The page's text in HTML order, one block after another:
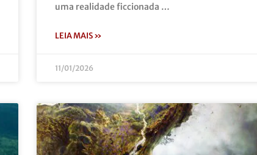
uma realidade ficcionada …
LEIA MAIS »
11/01/2026